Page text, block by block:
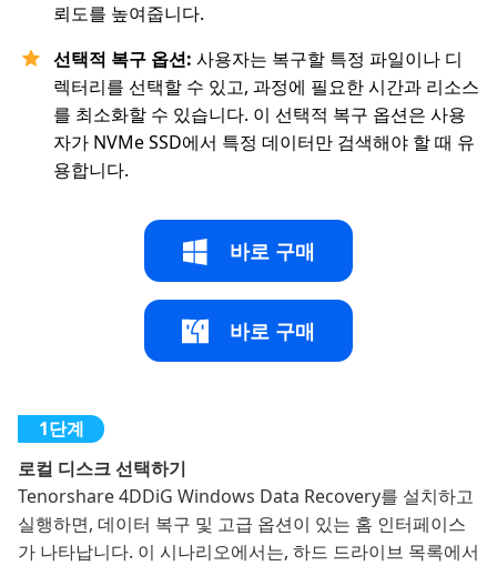
뢰도를 높여줍니다.
선택적 복구 옵션: 사용자는 복구할 특정 파일이나 디
렉터리를 선택할 수 있고, 과정에 필요한 시간과 리소스
를 최소화할 수 있습니다. 이 선택적 복구 옵션은 사용
자가 NVMe SSD에서 특정 데이터만 검색해야 할 때 유
용합니다.
바로 구매
바로 구매
로컬 디스크 선택하기
Tenorshare 4DDiG Windows Data Recovery를 설치하고
실행하면, 데이터 복구 및 고급 옵션이 있는 홈 인터페이스
가 나타납니다. 이 시나리오에서는, 하드 드라이브 목록에서